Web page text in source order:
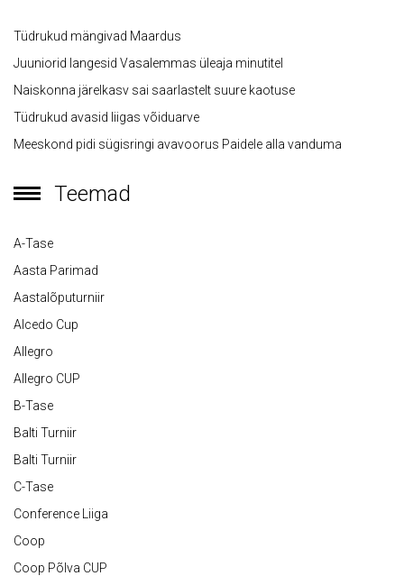
Tüdrukud mängivad Maardus
Juuniorid langesid Vasalemmas üleaja minutitel
Naiskonna järelkasv sai saarlastelt suure kaotuse
Tüdrukud avasid liigas võiduarve
Meeskond pidi sügisringi avavoorus Paidele alla vanduma
Teemad
A-Tase
Aasta Parimad
Aastalõputurniir
Alcedo Cup
Allegro
Allegro CUP
B-Tase
Balti Turniir
Balti Turniir
C-Tase
Conference Liiga
Coop
Coop Põlva CUP